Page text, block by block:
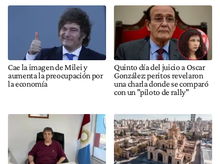
Cae la imagen de Milei y
aumenta la preocupación por
la economía
Quinto día del juicio a Oscar
González: peritos revelaron
una charla donde se comparó
con un "piloto de rally"